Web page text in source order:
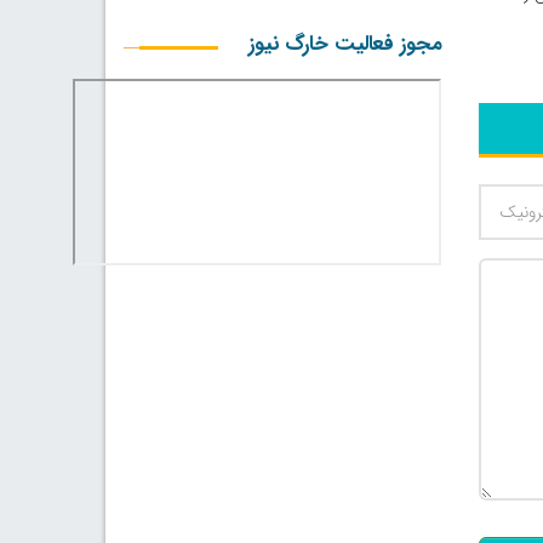
مجوز فعالیت خارگ نیوز